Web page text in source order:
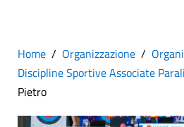
Home Organizzazione
Discipline Sportive Associate
Pietro